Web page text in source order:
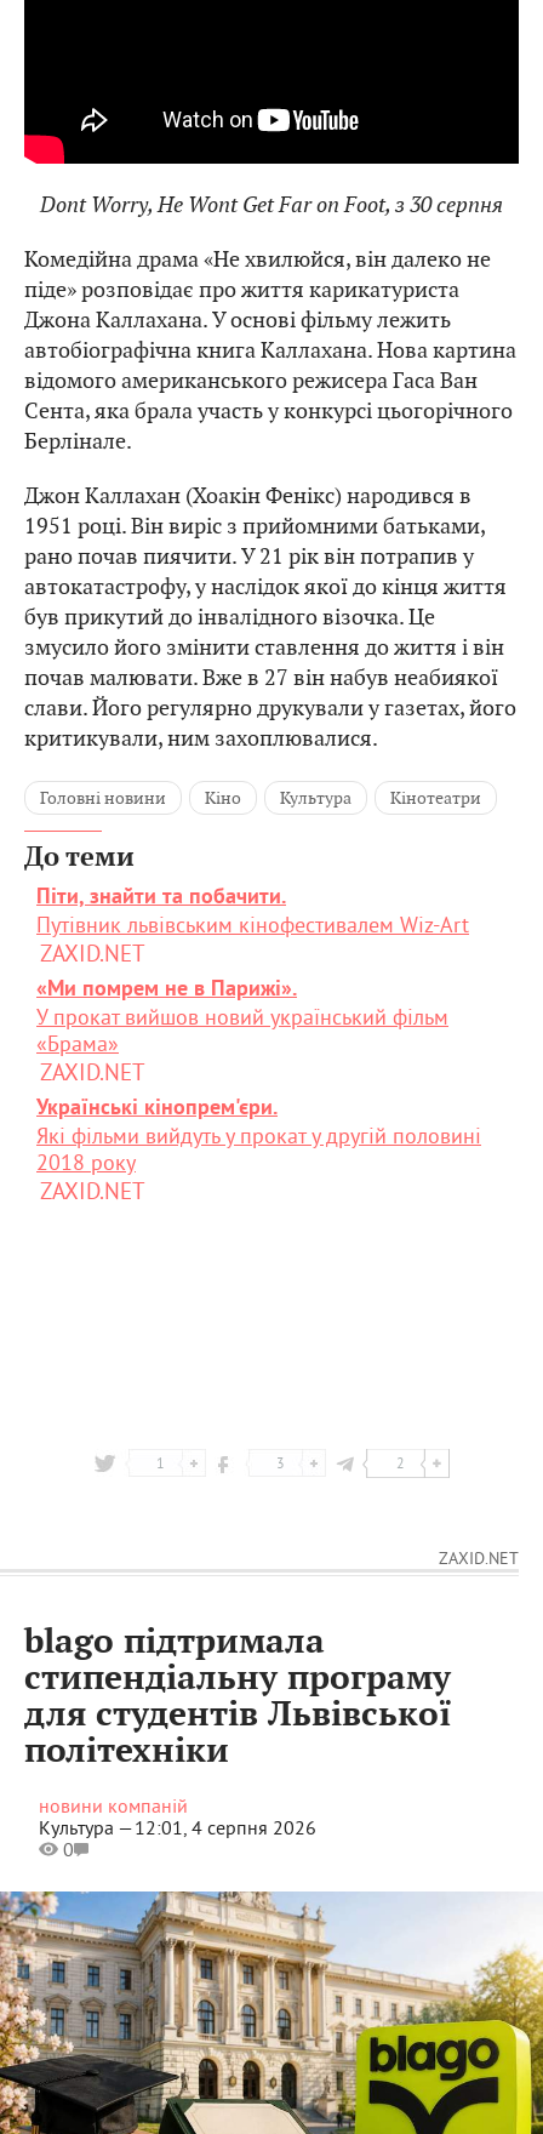
Dont Worry, He Wont Get Far on Foot, з 30 серпня
Комедійна драма «Не хвилюйся, він далеко не
піде» розповідає про життя карикатуриста
Джона Каллахана. У основі фільму лежить
автобіографічна книга Каллахана. Нова картина
відомого американського режисера Гаса Ван
Сента, яка брала участь у конкурсі цьогорічного
Берлінале.
Джон Каллахан (Хоакін Фенікс) народився в
1951 році. Він виріс з прийомними батьками,
рано почав пиячити. У 21 рік він потрапив у
автокатастрофу, у наслідок якої до кінця життя
був прикутий до інвалідного візочка. Це
змусило його змінити ставлення до життя і він
почав малювати. Вже в 27 він набув неабиякої
слави. Його регулярно друкували у газетах, його
критикували, ним захоплювалися.
Головні новини Кіно Культура Кінотеатри
До теми
Піти, знайти та побачити.
Путівник львівським кінофестивалем Wiz-Art
ZAXID.NET
«Ми помрем не в Парижі».
У прокат вийшов новий український фільм
«Брама»
ZAXID.NET
Українські кінопрем'єри.
Які фільми вийдуть у прокат у другій половині
2018 року
ZAXID.NET
1 3 2
ZAXID.NET
blago підтримала
стипендіальну програму
для студентів Львівської
політехніки
новини компаній
Культура —12:01, 4 серпня 2026
0